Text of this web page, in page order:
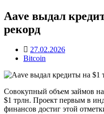
Aave выдал
рекорд
27.02.2026
Bitcoin
Совокупный объем займов
$1 трлн. Проект первым в
финансов достиг этой